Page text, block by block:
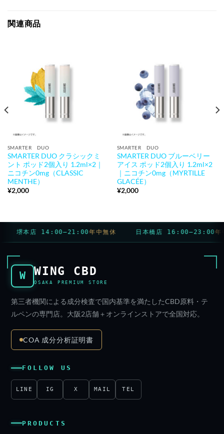
関連商品
SMARTER DUO
SMARTER DUO クラシックミ
ント ポッド2個入り 1.2ml×2｜
ニコチン0mg（CLASSIC
MENTHE）
¥2,000
SMARTER DUO
SMARTER DUO ブルーベリー
アイス ポッド2個入り 1.2ml×2
｜ニコチン0mg（MYRTILLE
GLACÉE）
¥2,000
堺本店 14:00–21:00 年中無休 日本橋店 16:00–23:00 年中
W WING CBD
OSAKA PREMIUM STORE
第三者機関による成分検査で国内基準を満たしたCBD原料・テ
ルペンの専門店。大阪2店舗＋オンラインストアで全国対応。
COA 成分分析証明書
FOLLOW US
LINE IG X MAIL TEL
PRODUCTS